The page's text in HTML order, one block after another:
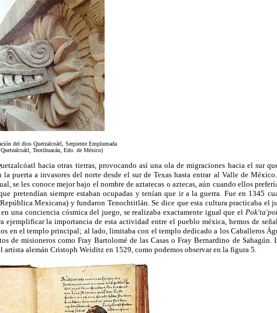
del dios Quetzalcoátl, Serpiente Emplumada
Teotihuacán, Edo. de México)
hacia otras tierras, provocando así una ola de migraciones hacia el sur
a invasores del norte desde el sur de Texas hasta entrar al Valle de
se les conoce mejor bajo el nombre de aztatecas o aztecas, aún cuando ellos
pretendían siempre estaban ocupadas y tenían que ir a la guerra. Fue en 1345
Mexicana) y fundaron Tenochtitlán. Se dice que esta cultura practicaba el
una conciencia cósmica del juego, se realizaba exactamente igual que el
la importancia de esta actividad entre el pueblo méxica, hemos de
en el templo principal; al lado, limitaba con el templo dedicado a los Caballeros
de misioneros como Fray Bartolomé de las Casas o Fray Bernardino de
alemán Cristoph Weiditz en 1529, como podemos observar en la figura 5.